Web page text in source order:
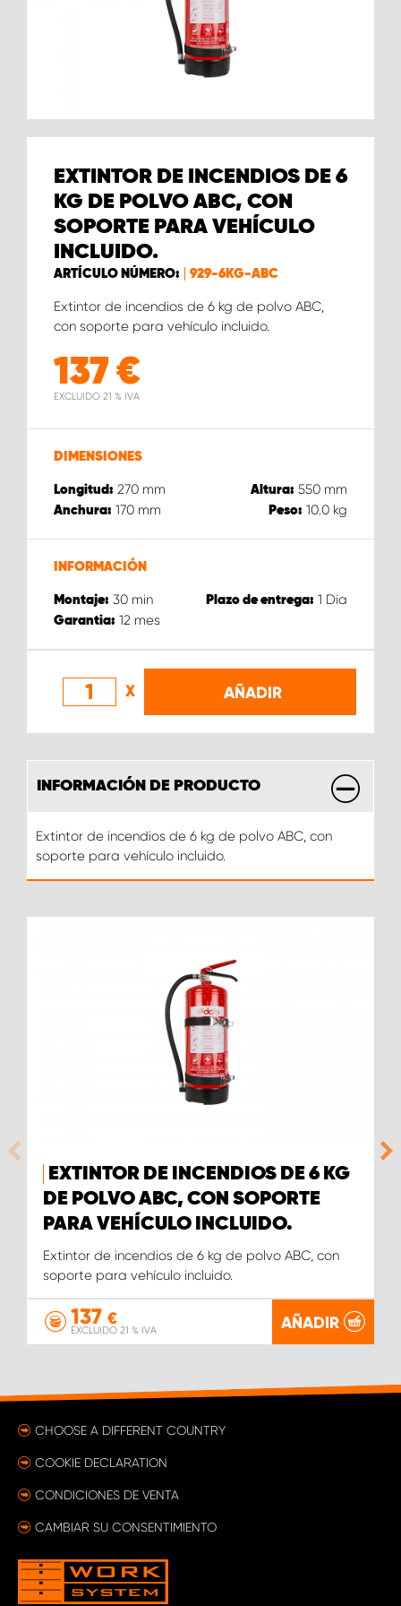
EXTINTOR DE INCENDIOS DE 6
KG DE POLVO ABC, CON
SOPORTE PARA VEHÍCULO
INCLUIDO.
ARTÍCULO NÚMERO: 929-6KG-ABC
Extintor de incendios de 6 kg de polvo ABC,
con soporte para vehículo incluido.
137€
EXCLUIDO 21 % IVA
DIMENSIONES
Longitud: 270 mm Altura: 550 mm
Anchura: 170 mm Peso: 10.0 kg
INFORMACIÓN
Montaje: 30 min Plazo de entrega: 1 Dia
Garantia: 12 mes
X AÑADIR
INFORMACIÓN DE PRODUCTO
Extintor de incendios de 6 kg de polvo ABC, con
soporte para vehículo incluido.
EXTINTOR DE INCENDIOS DE 6 KG
DE POLVO ABC, CON SOPORTE
PARA VEHÍCULO INCLUIDO.
Extintor de incendios de 6 kg de polvo ABC, con
soporte para vehículo incluido.
137 €
EXCLUIDO 21 % IVA AÑADIR
CHOOSE A DIFFERENT COUNTRY
COOKIE DECLARATION
CONDICIONES DE VENTA
CAMBIAR SU CONSENTIMIENTO